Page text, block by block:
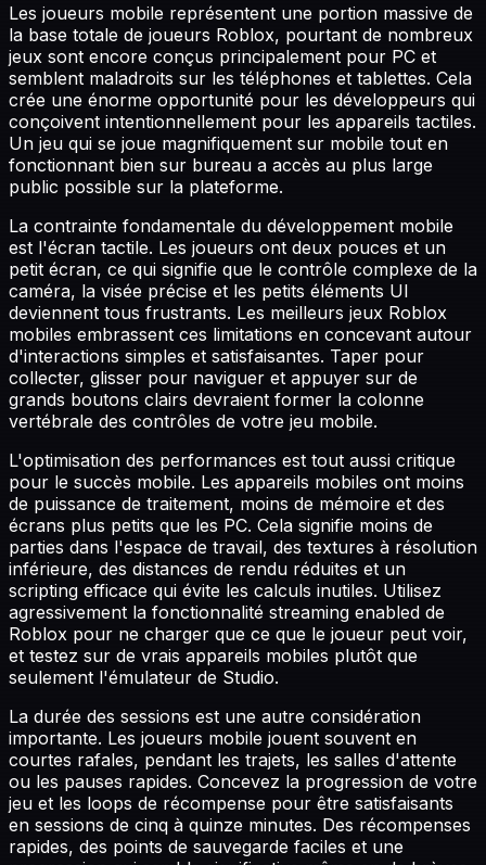
Les joueurs mobile représentent une portion massive de
la base totale de joueurs Roblox, pourtant de nombreux
jeux sont encore conçus principalement pour PC et
semblent maladroits sur les téléphones et tablettes. Cela
crée une énorme opportunité pour les développeurs qui
conçoivent intentionnellement pour les appareils tactiles.
Un jeu qui se joue magnifiquement sur mobile tout en
fonctionnant bien sur bureau a accès au plus large
public possible sur la plateforme.
La contrainte fondamentale du développement mobile
est l'écran tactile. Les joueurs ont deux pouces et un
petit écran, ce qui signifie que le contrôle complexe de la
caméra, la visée précise et les petits éléments UI
deviennent tous frustrants. Les meilleurs jeux Roblox
mobiles embrassent ces limitations en concevant autour
d'interactions simples et satisfaisantes. Taper pour
collecter, glisser pour naviguer et appuyer sur de
grands boutons clairs devraient former la colonne
vertébrale des contrôles de votre jeu mobile.
L'optimisation des performances est tout aussi critique
pour le succès mobile. Les appareils mobiles ont moins
de puissance de traitement, moins de mémoire et des
écrans plus petits que les PC. Cela signifie moins de
parties dans l'espace de travail, des textures à résolution
inférieure, des distances de rendu réduites et un
scripting efficace qui évite les calculs inutiles. Utilisez
agressivement la fonctionnalité streaming enabled de
Roblox pour ne charger que ce que le joueur peut voir,
et testez sur de vrais appareils mobiles plutôt que
seulement l'émulateur de Studio.
La durée des sessions est une autre considération
importante. Les joueurs mobile jouent souvent en
courtes rafales, pendant les trajets, les salles d'attente
ou les pauses rapides. Concevez la progression de votre
jeu et les loops de récompense pour être satisfaisants
en sessions de cinq à quinze minutes. Des récompenses
rapides, des points de sauvegarde faciles et une